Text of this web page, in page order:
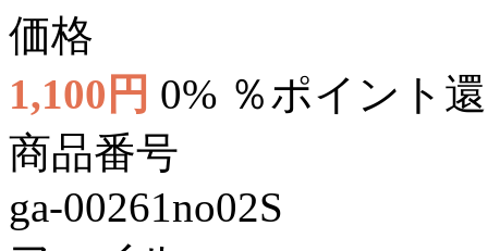
価格
1,100円 0% ％ポイント
商品番号
ga-00261no02S